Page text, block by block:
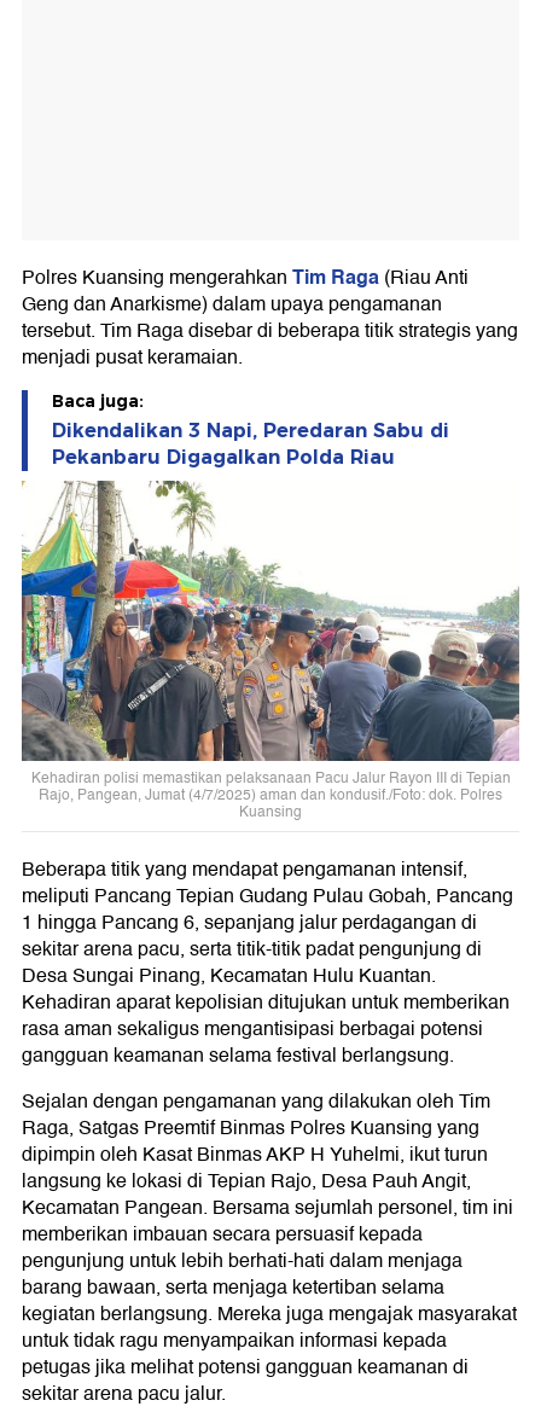
Polres Kuansing mengerahkanTim Raga(Riau Anti
Geng dan Anarkisme) dalam upaya pengamanan
tersebut. Tim Raga disebar di beberapa titik strategis yang
menjadi pusat keramaian.
Baca juga:
Dikendalikan 3 Napi, Peredaran Sabu di
Pekanbaru Digagalkan Polda Riau
Kehadiran polisi memastikan pelaksanaan Pacu Jalur Rayon III di Tepian
Rajo, Pangean, Jumat (4/7/2025) aman dan kondusif./Foto: dok. Polres
Kuansing
Beberapa titik yang mendapat pengamanan intensif,
meliputi Pancang Tepian Gudang Pulau Gobah, Pancang
1 hingga Pancang 6, sepanjang jalur perdagangan di
sekitar arena pacu, serta titik-titik padat pengunjung di
Desa Sungai Pinang, Kecamatan Hulu Kuantan.
Kehadiran aparat kepolisian ditujukan untuk memberikan
rasa aman sekaligus mengantisipasi berbagai potensi
gangguan keamanan selama festival berlangsung.
Sejalan dengan pengamanan yang dilakukan oleh Tim
Raga, Satgas Preemtif Binmas Polres Kuansing yang
dipimpin oleh Kasat Binmas AKP H Yuhelmi, ikut turun
langsung ke lokasi di Tepian Rajo, Desa Pauh Angit,
Kecamatan Pangean. Bersama sejumlah personel, tim ini
memberikan imbauan secara persuasif kepada
pengunjung untuk lebih berhati-hati dalam menjaga
barang bawaan, serta menjaga ketertiban selama
kegiatan berlangsung. Mereka juga mengajak masyarakat
untuk tidak ragu menyampaikan informasi kepada
petugas jika melihat potensi gangguan keamanan di
sekitar arena pacu jalur.